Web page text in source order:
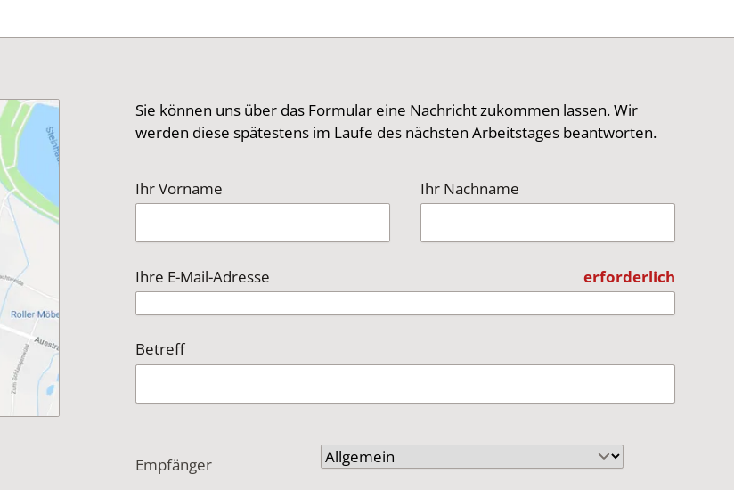
Sie können uns über das Formular eine Nachricht zukommen lassen. Wir
werden diese spätestens im Laufe des nächsten Arbeitstages beantworten.
Ihr Vorname Ihr Nachname
Ihre E-Mail-Adresse erforderlich
Betreff
Empfänger